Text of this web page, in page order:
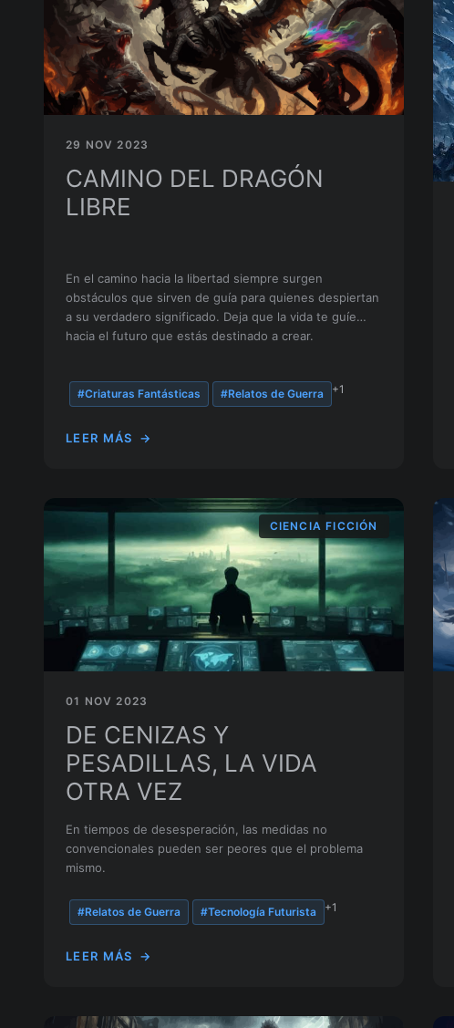
29 NOV 2023
CAMINO DEL DRAGÓN
LIBRE
En el camino hacia la libertad siempre surgen
obstáculos que sirven de guía para quienes despiertan
a su verdadero significado. Deja que la vida te guíe
hacia el futuro que estás destinado a crear.
#Criaturas Fantásticas #Relatos de Guerra +1
LEER MÁS →
CIENCIA FICCIÓN
01 NOV 2023
DE CENIZAS Y
PESADILLAS, LA VIDA
OTRA VEZ
En tiempos de desesperación, las medidas no
convencionales pueden ser peores que el problema
mismo.
#Relatos de Guerra #Tecnología Futurista +1
LEER MÁS →